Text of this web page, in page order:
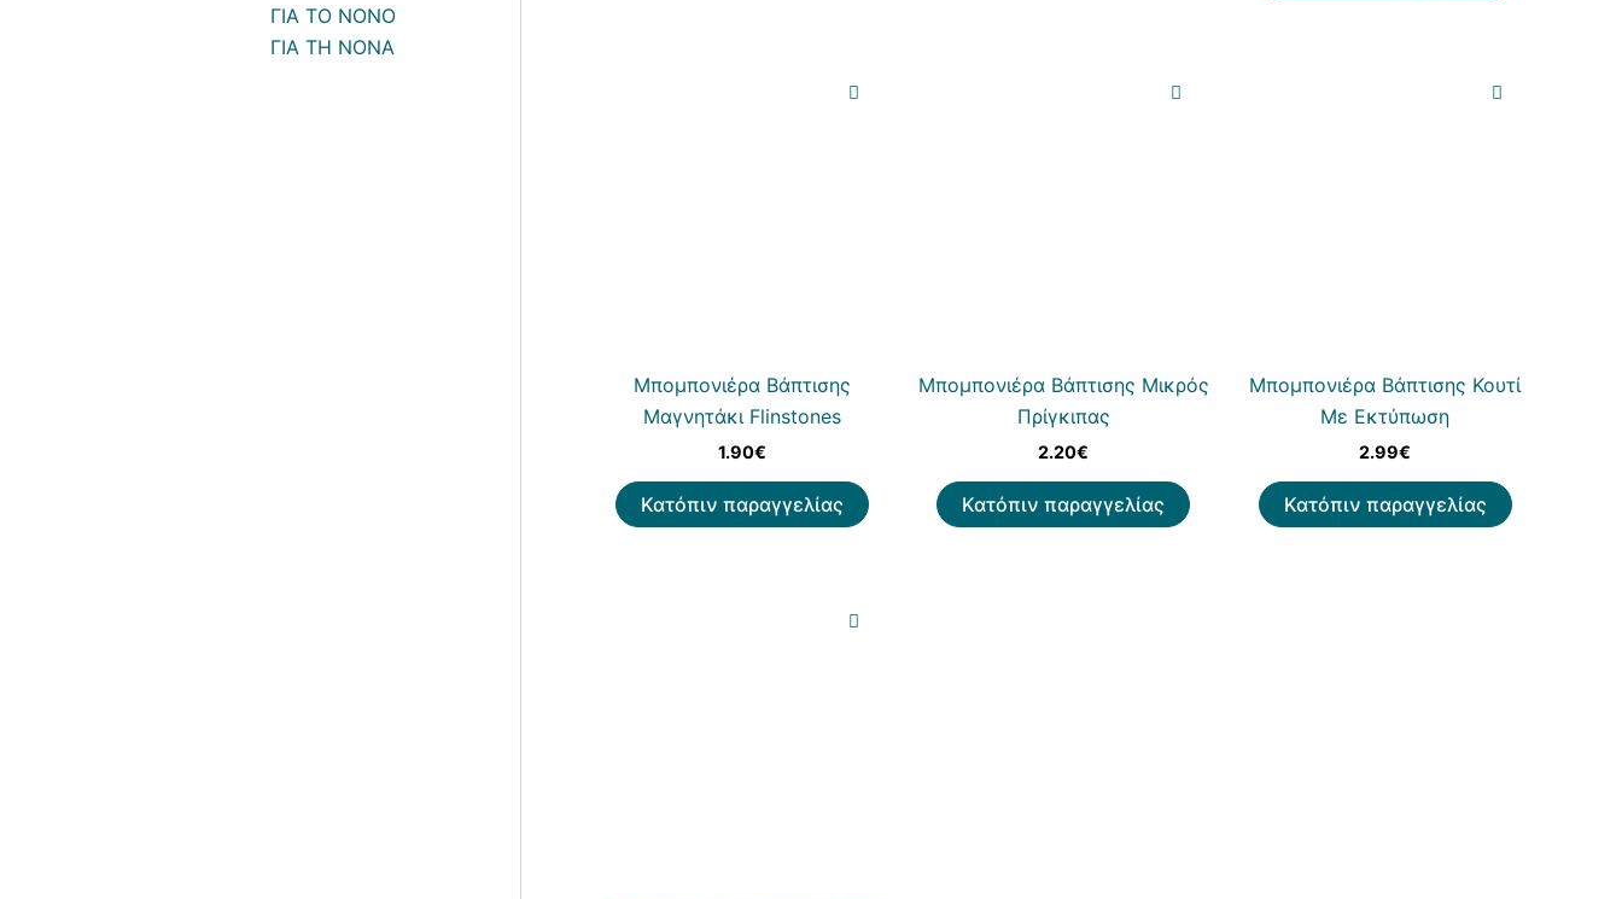
ΓΙΑ ΤΟ ΝΟΝΟ
ΓΙΑ ΤΗ ΝΟΝΑ
Μπομπονιέρα Βάπτισης
Μαγνητάκι Flinstones
1.90€
Κατόπιν παραγγελίας
Μπομπονιέρα Βάπτισης Μικρός
Πρίγκιπας
2.20€
Κατόπιν παραγγελίας
Μπομπονιέρα Βάπτισης Κουτί
Με Εκτύπωση
2.99€
Κατόπιν παραγγελίας